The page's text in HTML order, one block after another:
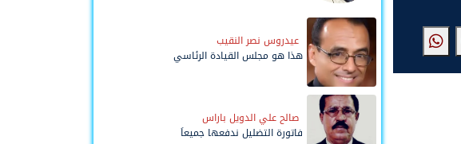
عيدروس نصر النقيب
هذا هو مجلس القيادة الرئاسي
صالح علي الدويل باراس
فاتورة التضليل ندفعها جميعاً